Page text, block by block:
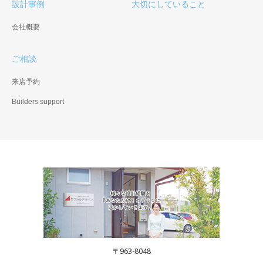
設計事例
会社概要
大切にしていること
ご相談
来店予約
Builders support
〒963-8048